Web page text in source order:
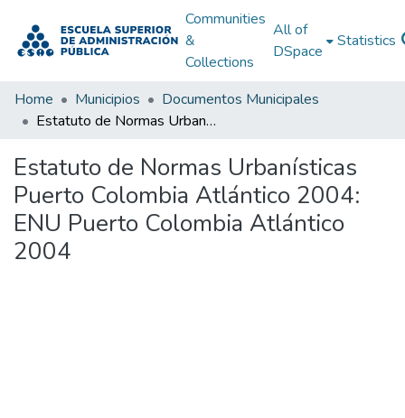
Communities
&
Collections
All of
DSpace
Statistics
Home Municipios
Documentos Municipales
Estatuto de Normas Urbanísticas Puerto Colombia Atlántico 2004: ENU Puerto Colombia Atlántico 2004
Estatuto de Normas Urbanísticas
Puerto Colombia Atlántico 2004:
ENU Puerto Colombia Atlántico
2004